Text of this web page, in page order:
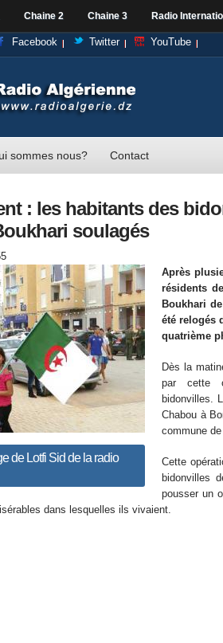
Chaine 2 Chaine 3 Radio
Facebook Twitter YouTube
sommes nous? Contact
: les habitants des
soulagés
de Lotfi Sid de la radio
Après
résidents
Boukhari
été relogés
quatrième
Dès la
par cette
bidonvilles.
Chabou à
commune
Cette
bidonvilles
pousser un
dans lesquelles ils vivaient.